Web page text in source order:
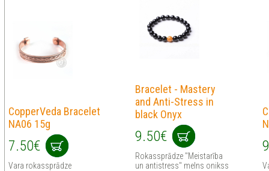
CopperVeda Bracelet
NA06 15g
7.50€
Vara rokassprādze
Bracelet - Mastery
and Anti-Stress in
black Onyx
9.50€
Rokassprādze "Meistarība
un antistress" melns onikss